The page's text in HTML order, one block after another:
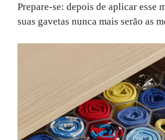
Prepare-se: depois de aplicar esse
suas gavetas nunca mais serão as